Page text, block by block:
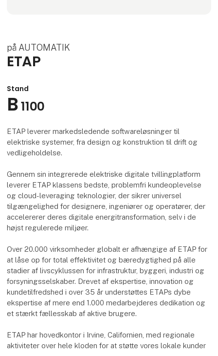
på AUTOMATIK
ETAP
Stand
B1100
ETAP leverer markedsledende softwareløsninger til
elektriske systemer, fra design og konstruktion til drift og
vedligeholdelse.
Gennem sin integrerede elektriske digitale tvillingplatform
leverer ETAP klassens bedste, problemfri kundeoplevelse
og cloud-leveraging teknologier, der sikrer universel
tilgængelighed for designere, ingeniører og operatører, der
accelererer deres digitale energitransformation, selv i de
højst regulerede miljøer.
Over 20.000 virksomheder globalt er afhængige af ETAP for
at låse op for total effektivitet og bæredygtighed på alle
stadier af livscyklussen for infrastruktur, byggeri, industri og
forsyningsselskaber. Drevet af ekspertise, innovation og
kundetilfredshed i over 35 år understøttes ETAPs dybe
ekspertise af mere end 1.000 medarbejderes dedikation og
et stærkt fællesskab af aktive brugere.
ETAP har hovedkontor i Irvine, Californien, med regionale
aktiviteter over hele kloden for at støtte vores lokale kunder